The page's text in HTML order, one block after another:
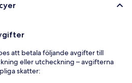
att betala följande avgifter till
eller utcheckning – avgifterna
skatter: